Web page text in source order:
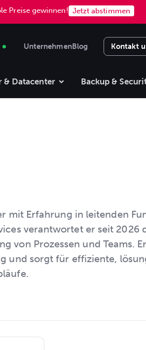
Preise gewinnen! Jetzt abstimmen
UnternehmenBlog Kontakt
& Datacenter Backup &
mit Erfahrung in leitenden
verantwortet er seit 2026
von Prozessen und Teams.
und sorgt für effiziente,